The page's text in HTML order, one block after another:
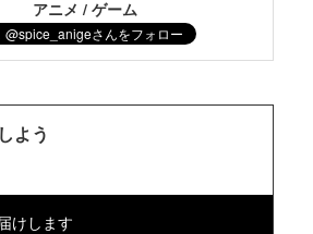
アニメ / ゲーム
しよう
けします